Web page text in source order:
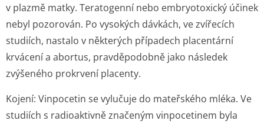
v plazmě matky. Teratogenní nebo embryotoxický účinek
nebyl pozorován. Po vysokých dávkách, ve zvířecích
studiích, nastalo v některých případech placentární
krvácení a abortus, pravděpodobně jako následek
zvýšeného prokrvení placenty.
Kojení: Vinpocetin se vylučuje do mateřského mléka. Ve
studiích s radioaktivně značeným vinpocetinem byla